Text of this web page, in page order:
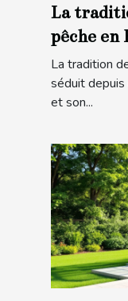
La
pêche en
gustatif
La tradition
séduit depuis
et son...